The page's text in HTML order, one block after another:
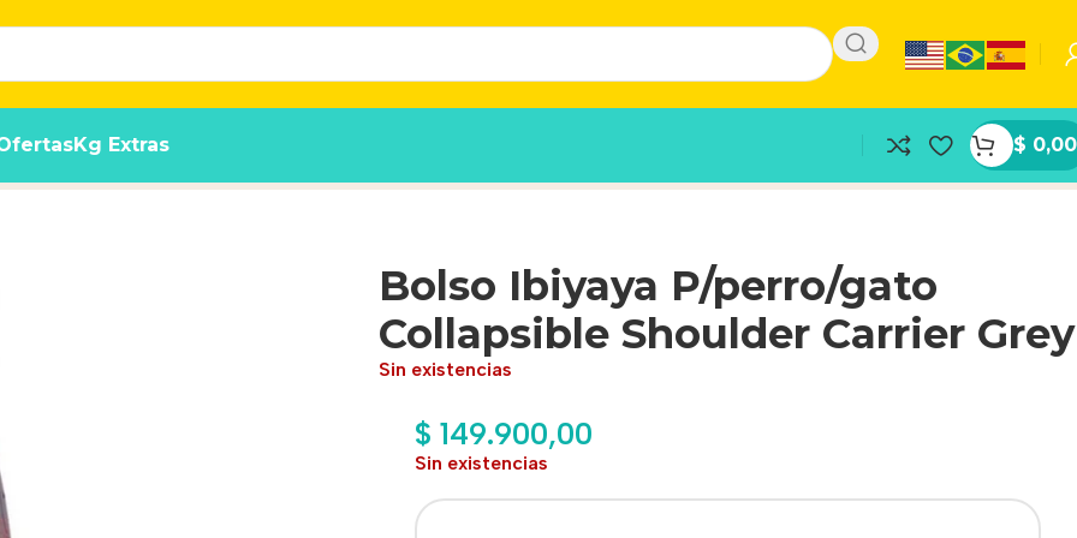
Kg Extras $ 0,00
Carrier Grey
Bolso Ibiyaya P/perro/gato
Collapsible Shoulder Carrier Grey
Sin existencias
$ 149.900,00
Sin existencias